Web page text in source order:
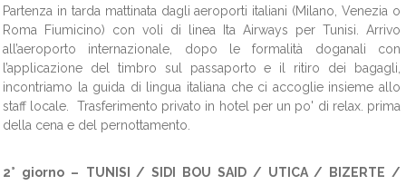
Partenza in tarda mattinata dagli aeroporti italiani (Milano, Venezia o
Roma Fiumicino) con voli di linea Ita Airways per Tunisi. Arrivo
all’aeroporto internazionale, dopo le formalità doganali con
l’applicazione del timbro sul passaporto e il ritiro dei bagagli,
incontriamo la guida di lingua italiana che ci accoglie insieme allo
staff locale. Trasferimento privato in hotel per un po' di relax. prima
della cena e del pernottamento.
2° giorno –
TUNISI / SIDI BOU SAID / UTICA / BIZERTE /